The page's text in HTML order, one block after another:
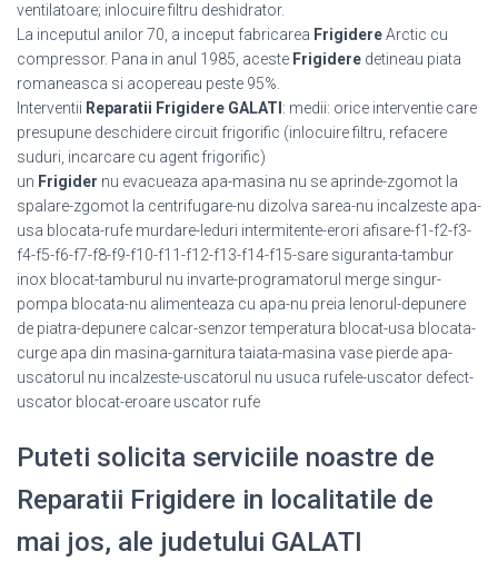
ventilatoare; inlocuire filtru deshidrator.
La inceputul anilor 70, a inceput fabricarea FrigidereArctic cu
compressor. Pana in anul 1985, aceste Frigidere detineau piata
romaneasca si acopereau peste 95%.
Interventii Reparatii Frigidere GALATI : medii: orice interventie care
presupune deschidere circuit frigorific (inlocuire filtru, refacere
suduri, incarcare cu agent frigorific)
un Frigider nu evacueaza apa-masina nu se aprinde-zgomot la
spalare-zgomot la centrifugare-nu dizolva sarea-nu incalzeste apa-
usa blocata-rufe murdare-leduri intermitente-erori afisare-f1-f2-f3-
f4-f5-f6-f7-f8-f9-f10-f11-f12-f13-f14-f15-sare siguranta-tambur
inox blocat-tamburul nu invarte-programatorul merge singur-
pompa blocata-nu alimenteaza cu apa-nu preia lenorul-depunere
de piatra-depunere calcar-senzor temperatura blocat-usa blocata-
curge apa din masina-garnitura taiata-masina vase pierde apa-
uscatorul nu incalzeste-uscatorul nu usuca rufele-uscator defect-
uscator blocat-eroare uscator rufe
Puteti solicita serviciile noastre de
Reparatii Frigidere in localitatile de
mai jos, ale judetului GALATI